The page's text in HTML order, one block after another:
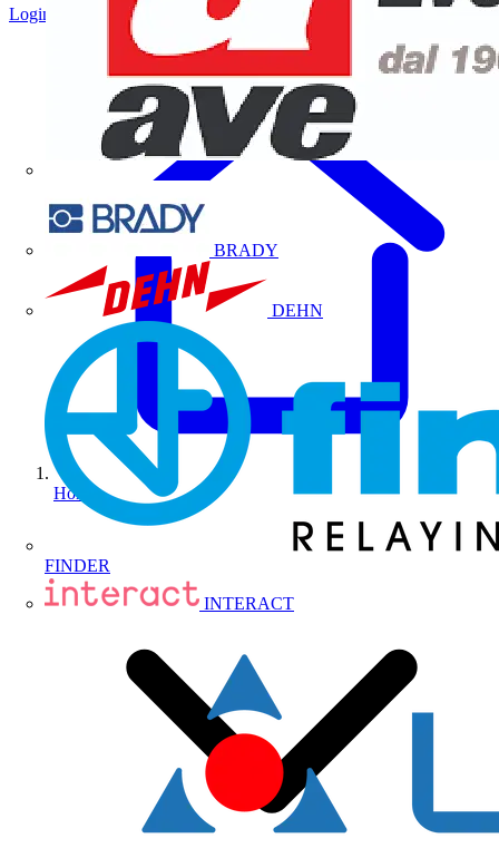
BRADY
DEHN
FINDER
INTERACT
Login
Home